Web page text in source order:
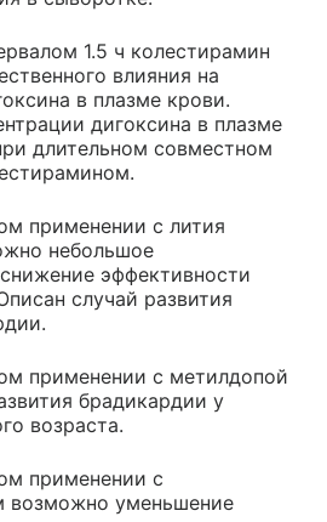
1.5 ч колестирамин
влияния на
в плазме крови.
дигоксина в плазме
длительном совместном
применении с лития
небольшое
эффективности
случай развития
применении с метилдопой
брадикардии у
возраста.
применении с
возможно уменьшение